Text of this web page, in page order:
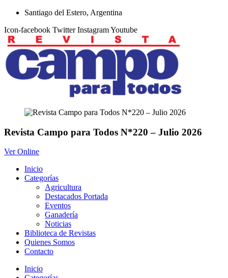
contenido
Santiago del Estero, Argentina
Icon-facebook Twitter InstagramYoutube
Revista Campo para Todos N*220 – Julio 2026
Ver Online
Inicio
Categorías
Agricultura
Destacados Portada
Eventos
Ganadería
Noticias
Biblioteca de Revistas
Quienes Somos
Contacto
Inicio